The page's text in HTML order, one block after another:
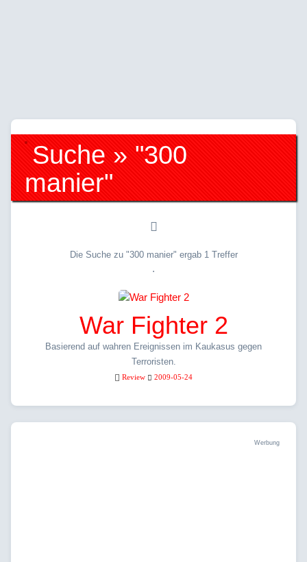
Suche » "300
manier"
Die Suche zu "300 manier" ergab 1 Treffer
.
War Fighter 2
Basierend auf wahren Ereignissen im Kaukasus gegen
Terroristen.
Review 2009-05-24
Werbung